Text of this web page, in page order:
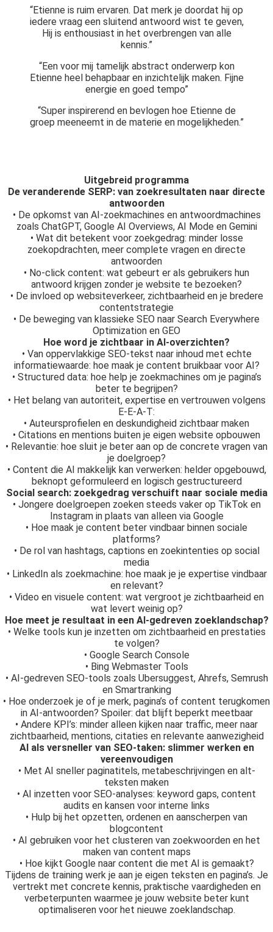
“Etienne is ruim ervaren. Dat merk je doordat hij op
iedere vraag een sluitend antwoord wist te geven,
Hij is enthousiast in het overbrengen van alle
kennis.”
“Een voor mij tamelijk abstract onderwerp kon
Etienne heel behapbaar en inzichtelijk maken. Fijne
energie en goed tempo”
“Super inspirerend en bevlogen hoe Etienne de
groep meeneemt in de materie en mogelijkheden.”
Uitgebreid programma
De veranderende SERP: van zoekresultaten naar directe
antwoorden
• De opkomst van AI-zoekmachines en antwoordmachines
zoals ChatGPT, Google AI Overviews, AI Mode en Gemini
• Wat dit betekent voor zoekgedrag: minder losse
zoekopdrachten, meer complete vragen en directe
antwoorden
• No-click content: wat gebeurt er als gebruikers hun
antwoord krijgen zonder je website te bezoeken?
• De invloed op websiteverkeer, zichtbaarheid en je bredere
contentstrategie
• De beweging van klassieke SEO naar Search Everywhere
Optimization en GEO
Hoe word je zichtbaar in AI-overzichten?
• Van oppervlakkige SEO-tekst naar inhoud met echte
informatiewaarde: hoe maak je content bruikbaar voor AI?
• Structured data: hoe help je zoekmachines om je pagina’s
beter te begrijpen?
• Het belang van autoriteit, expertise en vertrouwen volgens
E-E-A-T:
• Auteursprofielen en deskundigheid zichtbaar maken
• Citations en mentions buiten je eigen website opbouwen
• Relevantie: hoe sluit je beter aan op de concrete vragen van
je doelgroep?
• Content die AI makkelijk kan verwerken: helder opgebouwd,
beknopt geformuleerd en logisch gestructureerd
Social search: zoekgedrag verschuift naar sociale media
• Jongere doelgroepen zoeken steeds vaker op TikTok en
Instagram in plaats van alleen via Google
• Hoe maak je content beter vindbaar binnen sociale
platforms?
• De rol van hashtags, captions en zoekintenties op social
media
• LinkedIn als zoekmachine: hoe maak je je expertise vindbaar
en relevant?
• Video en visuele content: wat vergroot je zichtbaarheid en
wat levert weinig op?
Hoe meet je resultaat in een AI-gedreven zoeklandschap?
• Welke tools kun je inzetten om zichtbaarheid en prestaties
te volgen?
• Google Search Console
• Bing Webmaster Tools
• AI-gedreven SEO-tools zoals Ubersuggest, Ahrefs, Semrush
en Smartranking
• Hoe onderzoek je of je merk, pagina’s of content terugkomen
in AI-antwoorden? Spoiler: dat blijft beperkt meetbaar
• Andere KPI’s: minder alleen kijken naar traffic, meer naar
zichtbaarheid, mentions, citaties en relevante aanwezigheid
AI als versneller van SEO-taken: slimmer werken en
vereenvoudigen
• Met AI sneller paginatitels, metabeschrijvingen en alt-
teksten maken
• AI inzetten voor SEO-analyses: keyword gaps, content
audits en kansen voor interne links
• Hulp bij het opzetten, ordenen en aanscherpen van
blogcontent
• AI gebruiken voor het clusteren van zoekwoorden en het
maken van content maps
• Hoe kijkt Google naar content die met AI is gemaakt?
Tijdens de training werk je aan je eigen teksten en pagina’s. Je
vertrekt met concrete kennis, praktische vaardigheden en
verbeterpunten waarmee je jouw website beter kunt
optimaliseren voor het nieuwe zoeklandschap.